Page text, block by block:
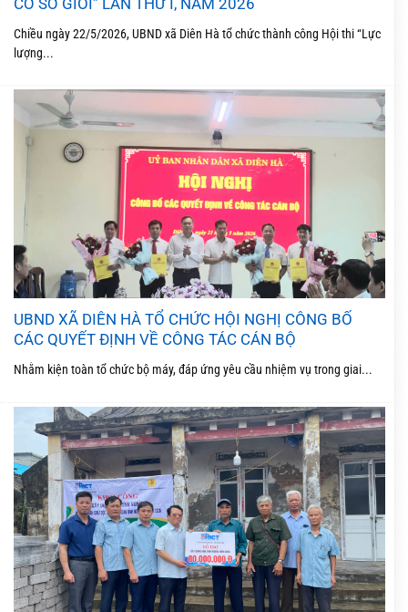
Chiều ngày 22/5/2026, UBND xã Diên Hà tổ chức thành công Hội thi “Lực
lượng...
UBND XÃ DIÊN HÀ TỔ CHỨC HỘI NGHỊ CÔNG BỐ
CÁC QUYẾT ĐỊNH VỀ CÔNG TÁC CÁN BỘ
Nhằm kiện toàn tổ chức bộ máy, đáp ứng yêu cầu nhiệm vụ trong giai...